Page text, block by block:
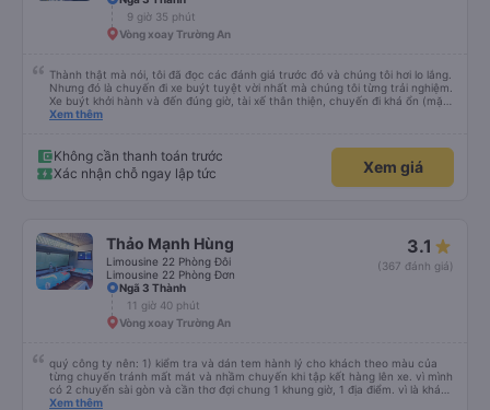
chưa biết cách thực hiện, hãy xem Google Maps hoạt động như thế nào,
&quot;B Bạn bị sao vậy?&quot; Chuyện gì xảy ra với bạn vậy?&quot; Bây giờ
là 2:30 và tôi đang nói về nó. ạn bằng xe bu lông Limousine. Tôi nghĩ tài xế
9 giờ 35 phút
Vòng xoay Trường An
Thành thật mà nói, tôi đã đọc các đánh giá trước đó và chúng tôi hơi lo lắng.
Nhưng đó là chuyến đi xe buýt tuyệt vời nhất mà chúng tôi từng trải nghiệm.
Xe buýt khởi hành và đến đúng giờ, tài xế thân thiện, chuyến đi khá ổn (mặc
dù vẫn hơi xóc, nhưng đó là đặc trưng của Việt Nam ^^), và chỗ ngồi thoải
Xem thêm
Không cần thanh toán trước
Xác nhận chỗ ngay lập tức
Xem giá
Thảo Mạnh Hùng
Limousine 22 Phòng Đôi
Limousine 22 Phòng Đơn
3.1
(367 đánh giá)
Ngã 3 Thành
11 giờ 40 phút
Vòng xoay Trường An
quý công ty nên: 1) kiểm tra và dán tem hành lý cho khách theo màu của
từng chuyến tránh mất mát và nhầm chuyến khi tập kết hàng lên xe. vì mình
có 2 chuyến sài gòn và cần thơ đợi chung 1 khung giờ, 1 địa điểm. vì là khách
thân thiết của quý công ty nên rất hài lòng và tin tưởng. tuy nhiên rất mong
Xem thêm